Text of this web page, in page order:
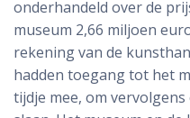
onderhandeld over de
museum 2,66 miljoen
rekening van de
hadden toegang tot het
tijdje mee, om